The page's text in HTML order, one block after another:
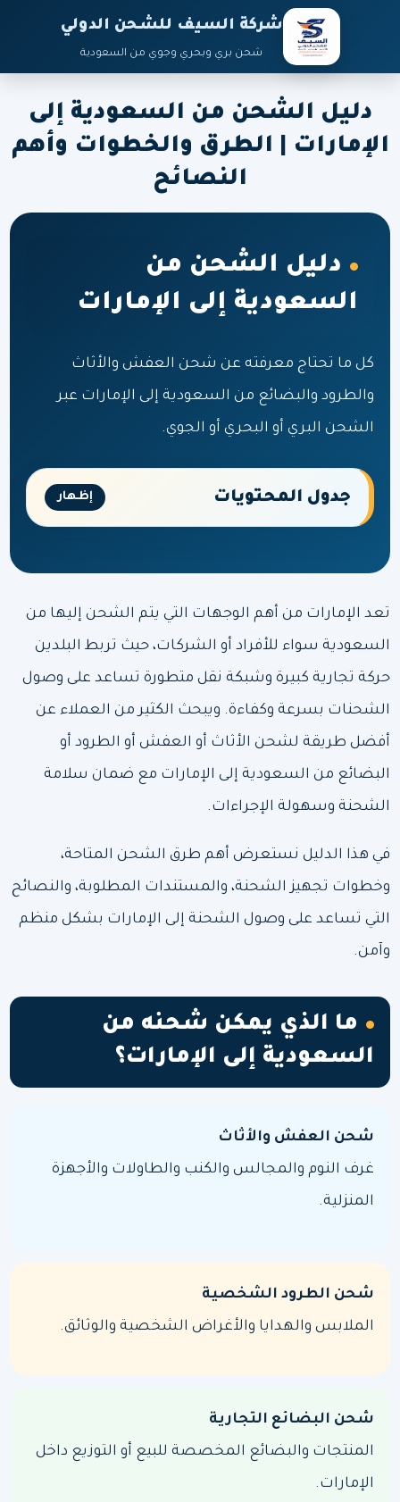
شركة السيف للشحن الدولي
شحن بري وبحري وجوي من السعودية
دليل الشحن من السعودية إلى
الإمارات | الطرق والخطوات وأهم
النصائح
دليل الشحن من
السعودية إلى الإمارات
كل ما تحتاج معرفته عن شحن العفش والأثاث
والطرود والبضائع من السعودية إلى الإمارات عبر
الشحن البري أو البحري أو الجوي.
جدول المحتويات إظهار
تعد الإمارات من أهم الوجهات التي يتم الشحن إليها من
السعودية سواء للأفراد أو الشركات، حيث تربط البلدين
حركة تجارية كبيرة وشبكة نقل متطورة تساعد على وصول
الشحنات بسرعة وكفاءة. ويبحث الكثير من العملاء عن
أفضل طريقة لشحن الأثاث أو العفش أو الطرود أو
البضائع من السعودية إلى الإمارات مع ضمان سلامة
الشحنة وسهولة الإجراءات.
في هذا الدليل نستعرض أهم طرق الشحن المتاحة،
وخطوات تجهيز الشحنة، والمستندات المطلوبة، والنصائح
التي تساعد على وصول الشحنة إلى الإمارات بشكل منظم
وآمن.
ما الذي يمكن شحنه من
السعودية إلى الإمارات؟
شحن العفش والأثاث
غرف النوم والمجالس والكنب والطاولات والأجهزة
المنزلية.
شحن الطرود الشخصية
الملابس والهدايا والأغراض الشخصية والوثائق.
شحن البضائع التجارية
المنتجات والبضائع المخصصة للبيع أو التوزيع داخل
الإمارات.